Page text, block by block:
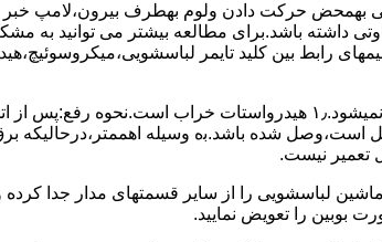
بهمحض ﺣﺮﮐﺖ دادن وﻟﻮم بهطرف ﺑﯿﺮون،ﻻﻣﭗ
مشکل ۳:لباسشویی ﻋﻤﻞ آﺑﮕﯿﺮی را ﺑﻪ اﺗﻤﺎم رﺳﺎﻧﺪه،اﻣﺎ ﻋﻤﻠﯿﺎت ﺑﻌﺪی اﻧﺠﺎم
ﻣﺸﺘﺮک شماره (۱۱)به (۱۳)،ﮐﻪ ﺑﻪ ﻣﻮﺗﻮر ﻣﺘﺼﻞ اﺳﺖ،وﺻﻞ ﺷﺪه ﺑﺎﺷﺪ.ﺑه
ﺗﻌﻤﯿﺮ نیست.
ﺑﻮﺑﯿﻦ را ﺗﻌﻮﯾﺾ ﻧﻤﺎﯾﯿﺪ.